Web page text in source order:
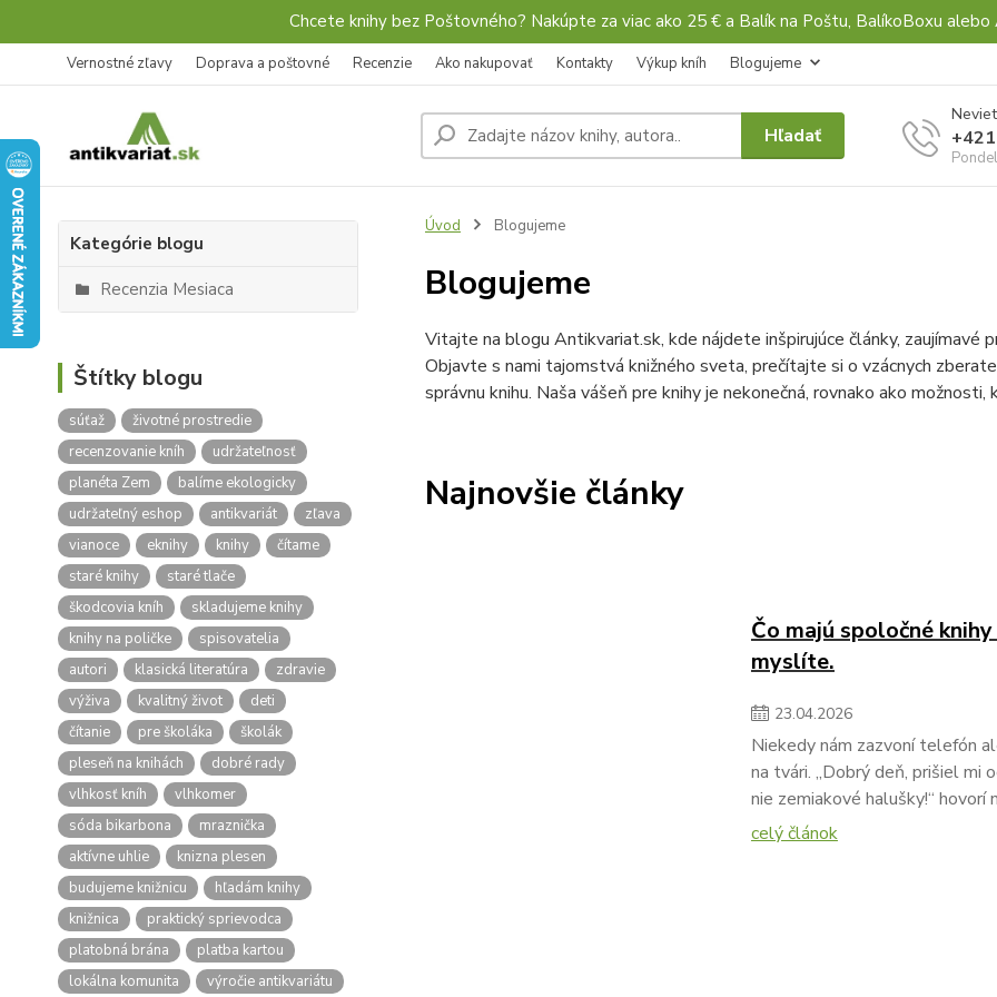
Chcete knihy bez Poštovného? Nakúpte za viac ako 25 € a Balík na Poštu, BalíkoBoxu
Vernostné zľavy Doprava a poštovné Recenzie Ako nakupovať Kontakty Výkup kníh Blogujeme
Hľadať
Kategórie blogu
Recenzia Mesiaca
Štítky blogu
súťaž
životné prostredie
recenzovanie kníh
udržateľnosť
planéta Zem
balíme ekologicky
udržateľný eshop
antikvariát
zľava
vianoce
eknihy knihy
čítame
staré knihy
staré tlače
škodcovia kníh
skladujeme knihy
knihy na poličke
spisovatelia
autori
klasická literatúra
zdravie
výživa
kvalitný život
deti
čítanie
pre školáka
školák
pleseň na knihách
dobré rady
vlhkosť kníh
vlhkomer
sóda bikarbona
mraznička
aktívne uhlie
knizna plesen
budujeme knižnicu
hľadám knihy
knižnica
praktický sprievodca
platobná brána
platba kartou
lokálna komunita
výročie antikvariátu
Úvod Blogujeme
Blogujeme
Vitajte na blogu Antikvariat.sk, kde nájdete inšpirujúce články, zaujímavé
Objavte s nami tajomstvá knižného sveta, prečítajte si o vzácnych
správnu knihu. Naša vášeň pre knihy je nekonečná, rovnako ako
Najnovšie články
Čo majú spoločné
myslíte.
23.04.2026
Niekedy nám zazvoní telefón
na tvári. „Dobrý deň, prišiel mi
nie zemiakové halušky!“ hovorí
celý článok